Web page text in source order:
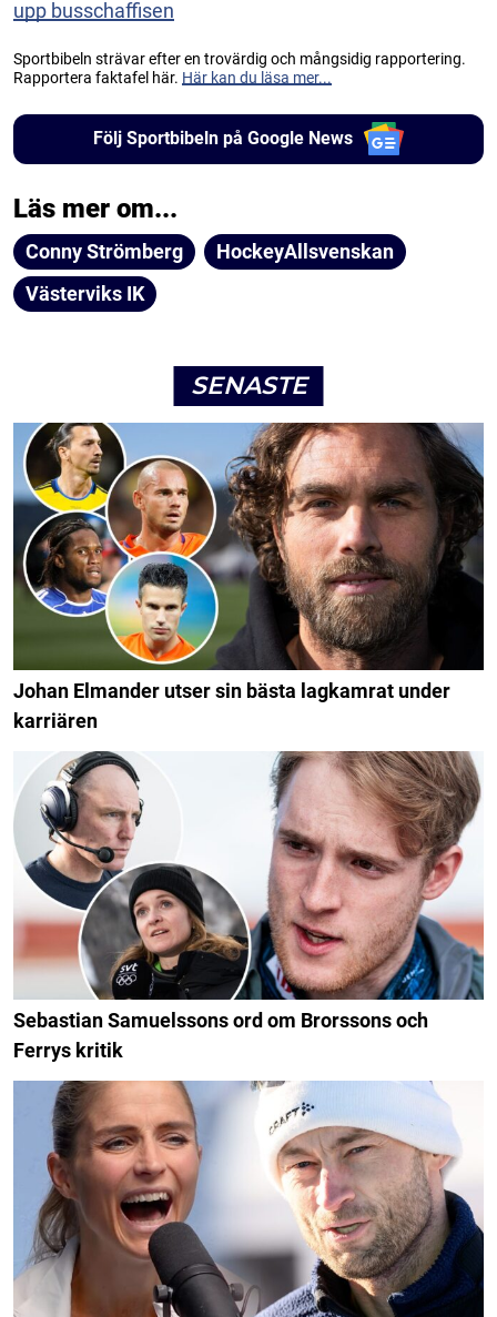
upp busschaffisen
Sportbibeln strävar efter en trovärdig och mångsidig rapportering.
Rapportera faktafel här. Här kan du läsa mer...
Följ Sportbibeln på Google News
Läs mer om...
Conny Strömberg
HockeyAllsvenskan
Västerviks IK
SENASTE
Johan Elmander utser sin bästa lagkamrat under
karriären
Sebastian Samuelssons ord om Brorssons och
Ferrys kritik